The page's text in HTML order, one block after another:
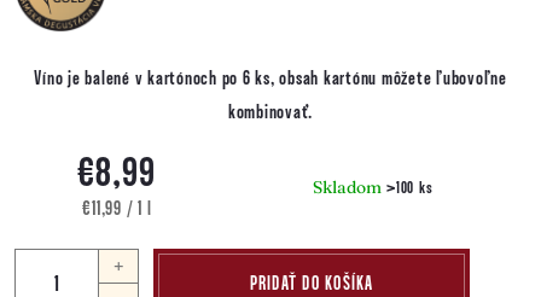
Víno je balené v kartónoch po 6 ks, obsah kartónu môžete ľubovoľne
kombinovať.
€8,99
Jednotková
€11,99 / 1 l
Skladom >100 ks
PRIDAŤ DO KOŠÍKA